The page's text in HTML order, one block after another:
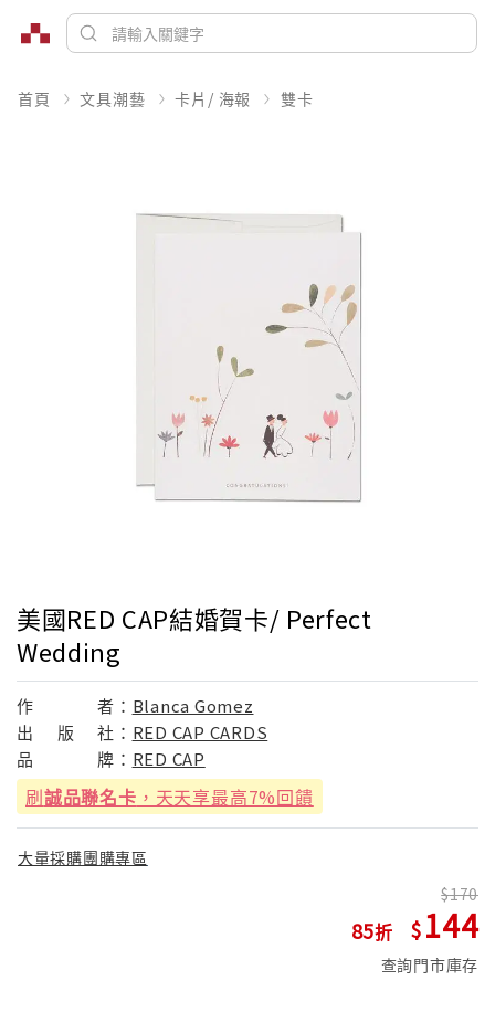
首頁 文具潮藝 卡片/ 海報 雙卡
美國RED CAP結婚賀卡/ Perfect
Wedding
作 者： Blanca Gomez
出
版 社： RED CAP CARDS
品
牌： RED CAP
刷誠品聯名卡 ，天天享最高7%回饋
大量採購團購專區
85
170
144
查詢門市庫存